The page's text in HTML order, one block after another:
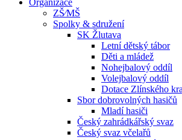
Organizace
ZŠ⁄MŠ
Spolky & sdružení
SK Žlutava
Letní dětský tábor
Děti a mládež
Nohejbalový oddíl
Volejbalový oddíl
Dotace Zlínského
Sbor dobrovolných hasičů
Mladí hasiči
Český zahrádkářský svaz
Český svaz včelařů